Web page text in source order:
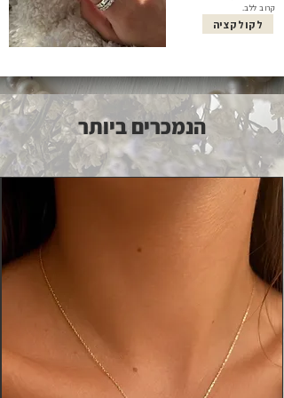
קרוב ללב.
לקולקציה
הנמכרים ביותר